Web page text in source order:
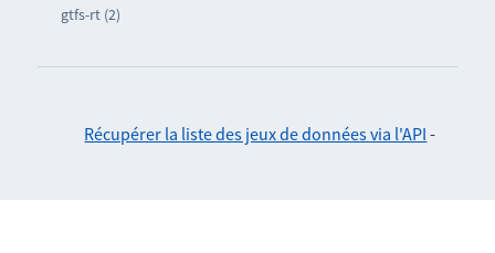
gtfs-rt (2)
Récupérer la liste des jeux de données via l'API -